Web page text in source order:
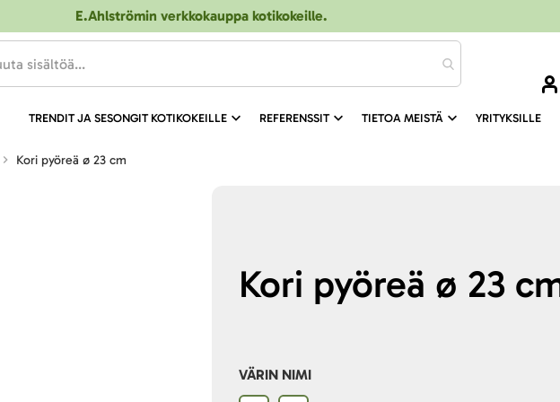
E.Ahlströmin verkkokauppa kotikokeille.
TRENDIT JA SESONGIT KOTIKOKEILLE REFERENSSIT TIETOA MEISTÄ YRITYKSILLE
Kori pyöreä ø 23 cm
Kori pyöreä ø 23
VÄRIN NIMI